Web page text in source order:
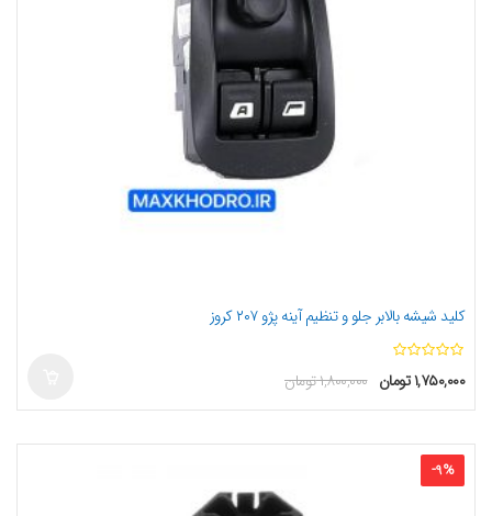
کلید شیشه بالابر جلو و تنظیم آینه پژو ۲۰۷ کروز
۱,۸۰۰,۰۰۰تومان ۱,۷۵۰,۰۰۰تومان
-9%